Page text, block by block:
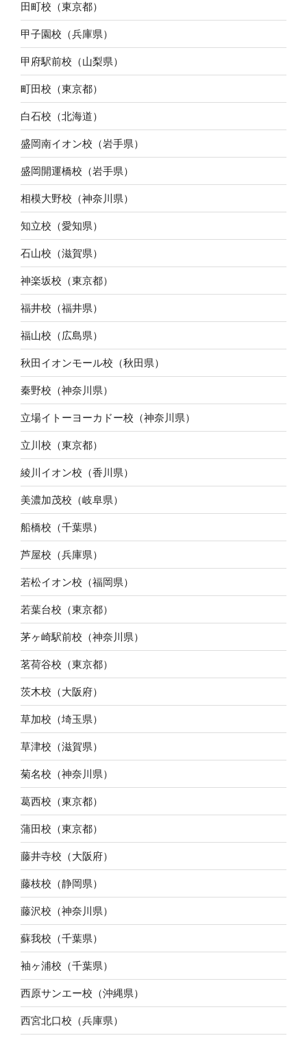
田町校（東京都）
甲子園校（兵庫県）
甲府駅前校（山梨県）
町田校（東京都）
白石校（北海道）
盛岡南イオン校（岩手県）
盛岡開運橋校（岩手県）
相模大野校（神奈川県）
知立校（愛知県）
石山校（滋賀県）
神楽坂校（東京都）
福井校（福井県）
福山校（広島県）
秋田イオンモール校（秋田県）
秦野校（神奈川県）
立場イトーヨーカドー校（神奈川県）
立川校（東京都）
綾川イオン校（香川県）
美濃加茂校（岐阜県）
船橋校（千葉県）
芦屋校（兵庫県）
若松イオン校（福岡県）
若葉台校（東京都）
茅ヶ崎駅前校（神奈川県）
茗荷谷校（東京都）
茨木校（大阪府）
草加校（埼玉県）
草津校（滋賀県）
菊名校（神奈川県）
葛西校（東京都）
蒲田校（東京都）
藤井寺校（大阪府）
藤枝校（静岡県）
藤沢校（神奈川県）
蘇我校（千葉県）
袖ヶ浦校（千葉県）
西原サンエー校（沖縄県）
西宮北口校（兵庫県）